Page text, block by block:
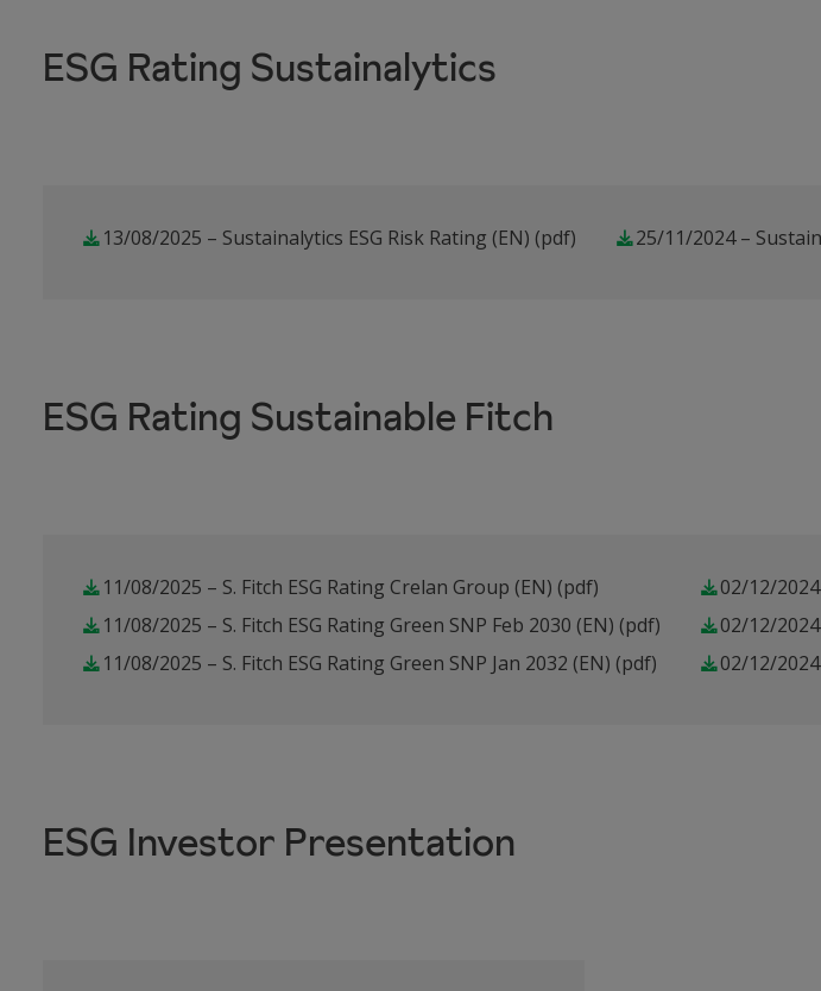
ESG Rating Sustainalytics
13/08/2025 – Sustainalytics ESG Risk Rating (EN) (pdf) 25/11/2024 –
ESG Rating Sustainable Fitch
11/08/2025 – S. Fitch ESG Rating Crelan Group (EN) (pdf)
11/08/2025 – S. Fitch ESG Rating Green SNP Feb 2030 (EN) (pdf)
11/08/2025 – S. Fitch ESG Rating Green SNP Jan 2032 (EN) (pdf)
02/12/
02/12/
02/12/2024
ESG Investor Presentation